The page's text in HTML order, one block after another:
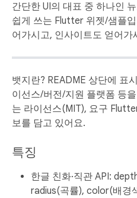
간단한 UI의 대표 중 하나인
쉽게 쓰는 Flutter 위젯/샘플
어가시고, 인사이트도 얻어가
뱃지란? README 상단에 표
이선스/버전/지원 플랫폼 등
는 라이선스(MIT), 요구
보를 담고 있어요.
특징
한글 친화·직관 API:
radius(곡률), color(배경